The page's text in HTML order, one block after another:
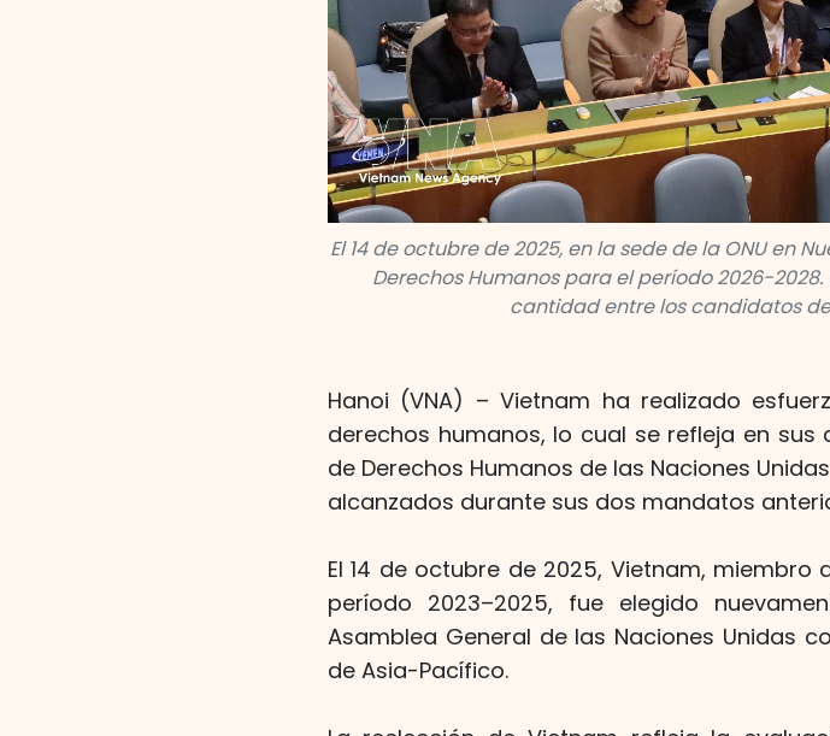
El 14 de octubre de 2025, en la sede de la ONU en
Derechos Humanos para el período 2026-
cantidad entre los candidatos de
Hanoi (VNA) – Vietnam ha realizado
derechos humanos, lo cual se refleja en
de Derechos Humanos de las Naciones
alcanzados durante sus dos mandatos
El 14 de octubre de 2025, Vietnam,
período 2023–2025, fue elegido
Asamblea General de las Naciones Unidas
de Asia-Pacífico.